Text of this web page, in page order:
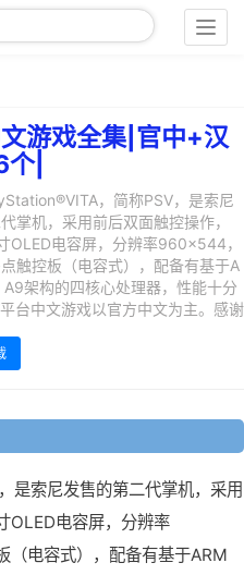
游戏全集|官中+汉
|
，简称PSV，是索尼
掌机，采用前后双面触控操作，
OLED电容屏，分辨率960×544，
触控板（电容式），配备有基于A
架构的四核心处理器，性能十分
台中文游戏以官方中文为主。感谢
索尼发售的第二代掌机，采用
OLED电容屏，分辨率
电容式），配备有基于ARM